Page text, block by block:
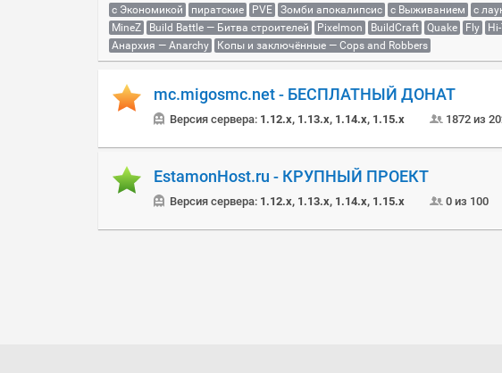
с Экономикой
пиратские PVE Зомби апокалипсис с Выживанием с
MineZ
Build Battle — Битва строителей Pixelmon BuildCraft Quake Fly
Анархия — Anarchy
Копы и заключённые — Cops and Robbers
mc.migosmc.net - БЕСПЛАТНЫЙ ДОНАТ
Версия сервера: 1.12.x, 1.13.x, 1.14.x, 1.15.x 1872 из
EstamonHost.ru - КРУПНЫЙ ПРОЕКТ
Версия сервера: 1.12.x, 1.13.x, 1.14.x, 1.15.x 0 из 100